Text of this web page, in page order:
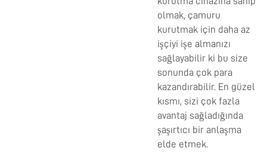
olmak, çamuru
kurutmak için daha az
işçiyi işe almanızı
sağlayabilir ki bu size
sonunda çok para
kazandırabilir. En güzel
kısmı, sizi çok fazla
avantaj sağladığında
şaşırtıcı bir anlaşma
elde etmek.